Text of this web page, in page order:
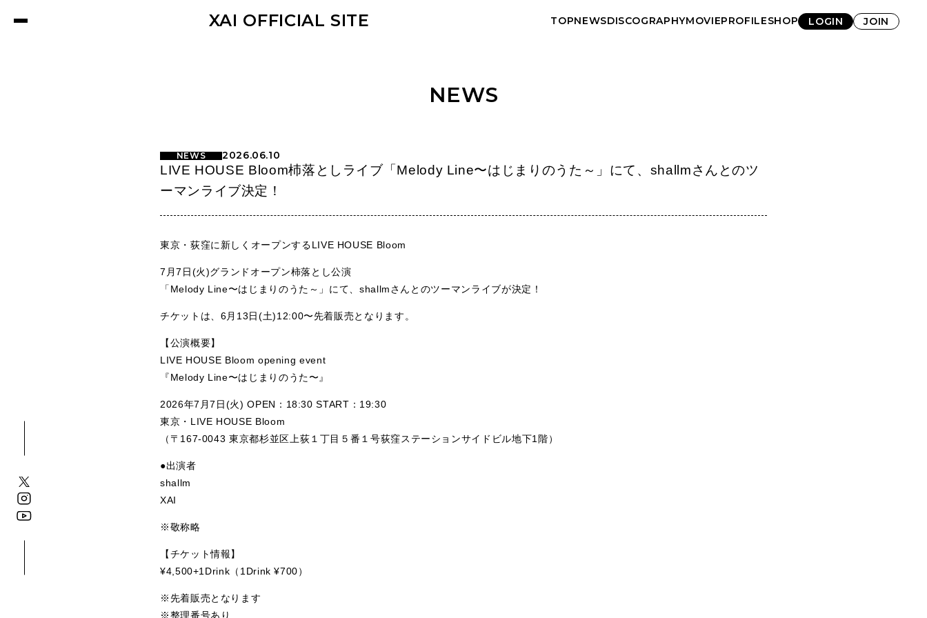
XAI OFFICIAL SITE TOPNEWSDISCOGRAPHYMOVIEPROFILESHOP LOGIN JOIN
NEWS
NEWS 2026.06.10
LIVE HOUSE Bloom杮落としライブ「Melody Line〜はじまりのうた～」にて、shallmさんとのツ
ーマンライブ決定！
東京・荻窪に新しくオープンするLIVE HOUSE Bloom
7月7日(火)グランドオープン柿落とし公演
「Melody Line〜はじまりのうた～」にて、 shallmさんとのツーマンライブが決定！
チケットは、6月13日(土)12:00〜先着販売となります。
【公演概要】
LIVE HOUSE Bloom opening event
『Melody Line〜はじまりのうた〜』
2026年7月7日(火)OPEN：18:30 START：19:30
東京・LIVE HOUSE Bloom
（〒167-0043 東京都杉並区上荻１丁目５番１号荻窪ステーションサイドビル地下1階）
●出演者
shallm
XAI
※敬称略
【チケット情報】
¥4,500+1Drink（1Drink ¥700）
※先着販売となります
※整理番号あり